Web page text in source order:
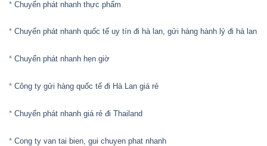
* Chuyển phát nhanh thực phẩm
* Chuyển phát nhanh quốc tế uy tín đi hà lan, gửi hàng hành lý đi hà lan
* Chuyển phát nhanh hẹn giờ
* Công ty gửi hàng quốc tế đi Hà Lan giá rẻ
* Chuyển phát nhanh giá rẻ đi Thailand
* Cong ty van tai bien, gui chuyen phat nhanh